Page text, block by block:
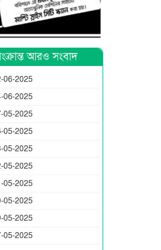
আরও সংবাদ
06-2025
06-2025
05-2025
05-2025
05-2025
05-2025
05-2025
05-2025
05-2025
05-2025